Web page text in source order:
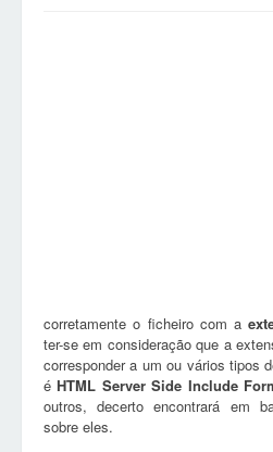
corretamente o ficheiro com a
ter-se em consideração que a
corresponder a um ou vários tipos
é HTML Server Side Include
outros, decerto encontrará em
sobre eles.